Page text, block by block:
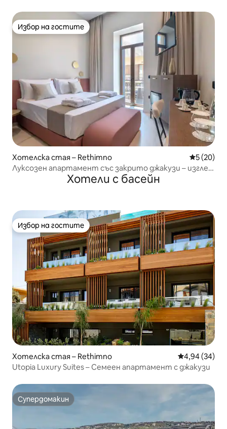
Избор на гостите
Избор на гостите
Хотелска стая – Rethimno Средна
5 (20)
Луксозен апартамент със закрито джакузи – изглед
Хотели с басейн
Избор на гостите
Избор на гостите
Хотелска стая – Rethimno Средна
4,94 (34)
Utopia Luxury Suites – Семеен апартамент с джакузи
Супердомакин
Супердомакин